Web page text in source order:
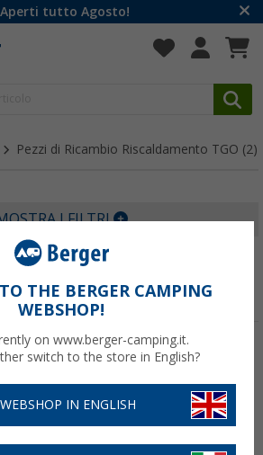
Aperti tutto Agosto!
Pezzi di Ricambio Riscaldamento TGO (2)
I FILTRI
RISCALDAMENTO TGO
THE BERGER CAMPING
WEBSHOP!
on www.berger-camping.it.
switch to the store in English?
IN ENGLISH